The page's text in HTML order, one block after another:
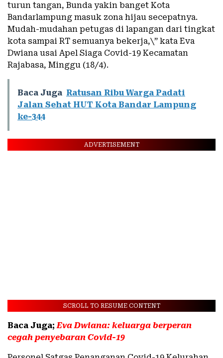
turun tangan, Bunda yakin banget Kota
Bandarlampung masuk zona hijau secepatnya.
Mudah-mudahan petugas di lapangan dari tingkat
kota sampai RT semuanya bekerja,\” kata Eva
Dwiana usai Apel Siaga Covid-19 Kecamatan
Rajabasa, Minggu (18/4).
Baca Juga Ratusan Ribu Warga Padati
Jalan Sehat HUT Kota Bandar Lampung
ke-344
ADVERTISEMENT
SCROLL TO RESUME CONTENT
Baca Juga;Eva Dwiana: keluarga berperan
cegah penyebaran Covid-19